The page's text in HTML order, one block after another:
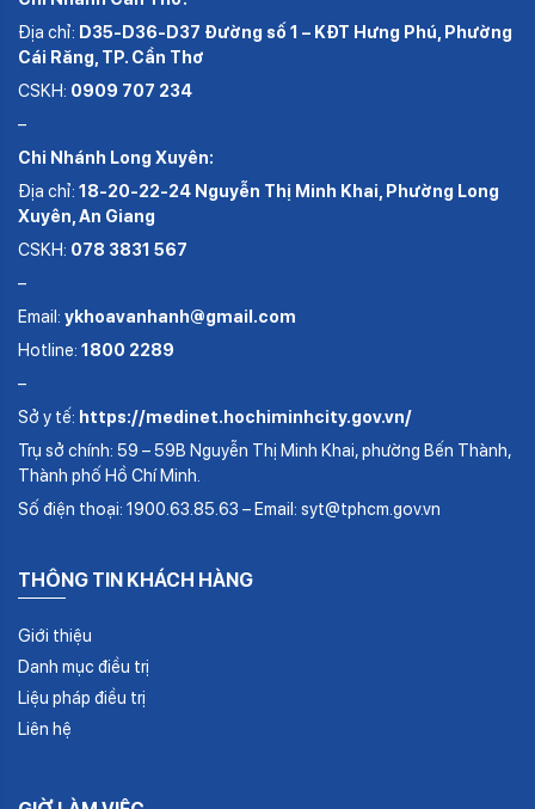
Địa chỉ: D35-D36-D37 Đường số 1 – KĐT Hưng Phú, Phường
Cái Răng, TP. Cần Thơ
CSKH: 0909 707 234
–
Chi Nhánh Long Xuyên:
Địa chỉ: 18-20-22-24 Nguyễn Thị Minh Khai, Phường Long
Xuyên, An Giang
CSKH: 078 3831 567
–
Email: ykhoavanhanh@gmail.com
Hotline: 1800 2289
–
Sở y tế: https://medinet.hochiminhcity.gov.vn/
Trụ sở chính: 59 – 59B Nguyễn Thị Minh Khai, phường Bến Thành,
Thành phố Hồ Chí Minh.
Số điện thoại: 1900.63.85.63 – Email: syt@tphcm.gov.vn
THÔNG TIN KHÁCH HÀNG
Giới thiệu
Danh mục điều trị
Liệu pháp điều trị
Liên hệ